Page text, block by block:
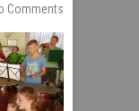
Comments